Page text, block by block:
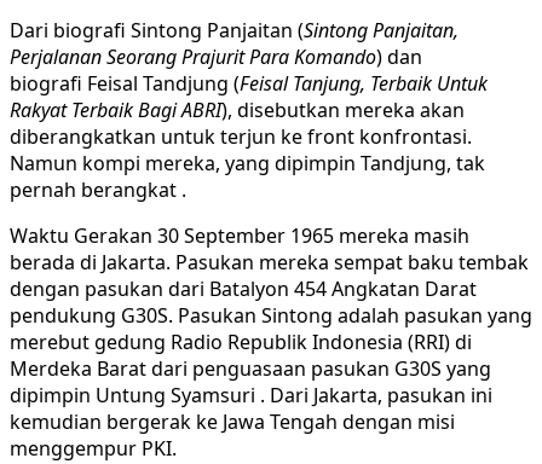
Dari biografi Sintong Panjaitan (Sintong Panjaitan,
Perjalanan Seorang Prajurit Para Komando)dan
biografi Feisal Tandjung (Feisal Tanjung, Terbaik Untuk
Rakyat Terbaik Bagi ABRI), disebutkan mereka akan
diberangkatkan untuk terjun ke front konfrontasi.
Namun kompi mereka, yang dipimpin Tandjung, tak
pernah berangkat .
Waktu Gerakan 30 September 1965 mereka masih
berada di Jakarta. Pasukan mereka sempat baku tembak
dengan pasukan dari Batalyon 454 Angkatan Darat
pendukung G30S. Pasukan Sintong adalah pasukan yang
merebut gedung Radio Republik Indonesia (RRI) di
Merdeka Barat dari penguasaan pasukan G30S yang
dipimpin Untung Syamsuri . Dari Jakarta, pasukan ini
kemudian bergerak ke Jawa Tengah dengan misi
menggempur PKI.